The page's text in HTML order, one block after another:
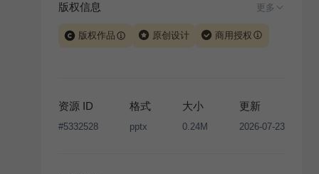
版权信息 更多
版权作品 原创设计 商用授权
版权声明
条款，禁止任何形式的转让、出售或出租，未
经投权许可任何人不得擅自转载和分发，否则将接照我
资源 ID
#5332528
格式
pptx
大小
0.24M
更新
2026-07-23